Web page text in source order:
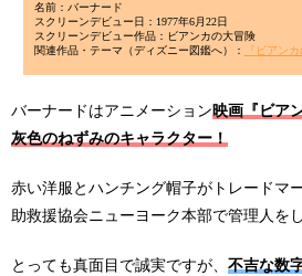
名前：バーナード
スクリーンデビュー日：1977年6月22日
スクリーンデビュー作品：ビアンカの大冒険
関連作品・テーマ（ディズニー図鑑へ）：
『ビアン
バーナードはアニメーション映画『ビア
灰色のねずみのキャラクター！
赤い洋服とハンチング帽子がトレードマ
助救援協会ニューヨーク本部で管理人を
とっても真面目で誠実ですが、 不吉な数